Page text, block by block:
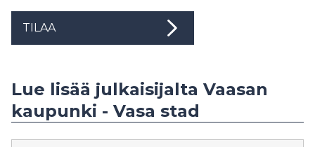
TILAA
Lue lisää julkaisijalta Vaasan
kaupunki - Vasa stad